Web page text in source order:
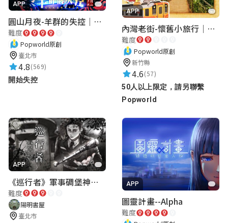
APP
圓山月夜-羊群的失控｜圓山飯店 ARG實境解謎遊戲
難度
Popworld原創
臺北市
4.8(569)
開始失控
APP
內灣老街-懷舊小旅行｜新竹老街城市解謎
難度
Popworld原創
新竹縣
4.6(57)
50人以上限定，請另聯繫
Popworld
APP
《巡行者》軍事碉堡神秘探索｜陽明書屋實境遊戲
難度
陽明書屋
臺北市
APP
圖靈計畫--Alpha
難度